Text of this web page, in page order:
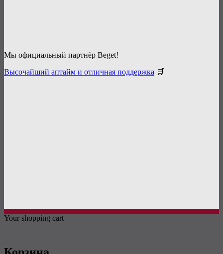
Мы официальный партнёр Beget!
Высочайший аптайм и отличная поддержка 🛒
Your shopping cart